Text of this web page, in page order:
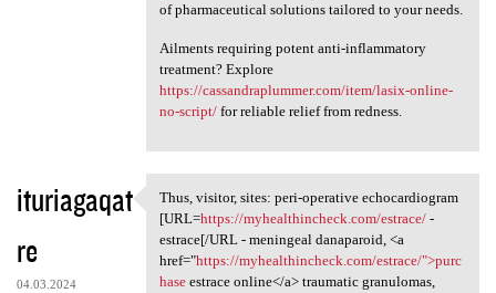
of pharmaceutical solutions tailored to your needs.
Ailments requiring potent anti-inflammatory
treatment? Explore
https://cassandraplummer.com/item/lasix-online-
no-script/for reliable relief from redness.
ituriagaqat
re
04.03.2024
Thus, visitor, sites: peri
Thus, visitor, sites: peri-operative echocardiogram
[URL=https://myhealthincheck.com/estrace/-
estrace[/URL - meningeal danaparoid, <a
href="https://myhealthincheck.com/estrace/">purc
haseestrace online</a> traumatic granulomas,